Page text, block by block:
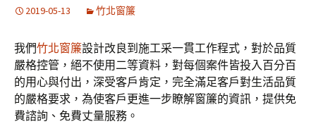
2019-05-13 竹北窗簾
我們竹北窗簾設計改良到施工采一貫工作程式，對於品質
嚴格控管，絕不使用二等資料，對每個案件皆投入百分百
的用心與付出，深受客戶肯定，完全滿足客戶對生活品質
的嚴格要求，為使客戶更進一步瞭解窗簾的資訊，提供免
費諮詢、免費丈量服務。